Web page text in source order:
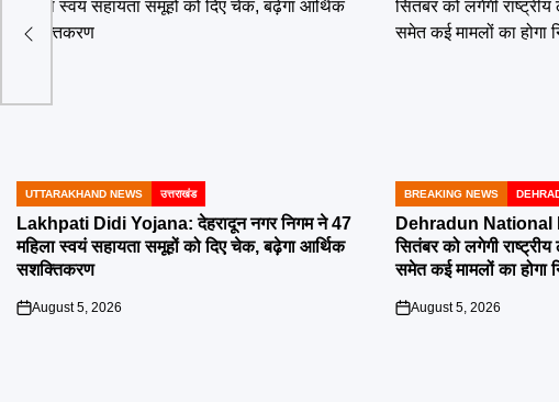
POSTED
IN
UTTARAKHAND NEWS उत्तराखंड
Lakhpati Didi Yojana: देहरादून नगर निगम ने 47
महिला स्वयं सहायता समूहों को दिए चेक, बढ़ेगा आर्थिक
सशक्तिकरण
on
August 5, 2026
POSTED
IN
BREAKING NEWS
Dehradun National
सितंबर को लगेगी
समेत कई मामलों का होगा
on
August 5, 2026